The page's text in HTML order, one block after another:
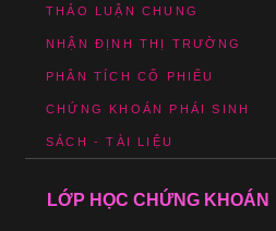
THẢO LUẬN CHUNG
NHẬN ĐỊNH THỊ TRƯỜNG
PHÂN TÍCH CỔ PHIẾU
CHỨNG KHOÁN PHÁI SINH
SÁCH - TÀI LIỆU
LỚP HỌC CHỨNG KHOÁN